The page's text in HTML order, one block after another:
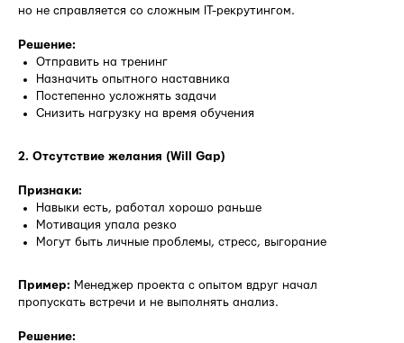
но не справляется со сложным IT-рекрутингом.
Решение:
Отправить на тренинг
Назначить опытного наставника
Постепенно усложнять задачи
Снизить нагрузку на время обучения
2. Отсутствие желания (Will Gap)
Признаки:
Навыки есть, работал хорошо раньше
Мотивация упала резко
Могут быть личные проблемы, стресс, выгорание
Пример: Менеджер проекта с опытом вдруг начал
пропускать встречи и не выполнять анализ.
Решение: